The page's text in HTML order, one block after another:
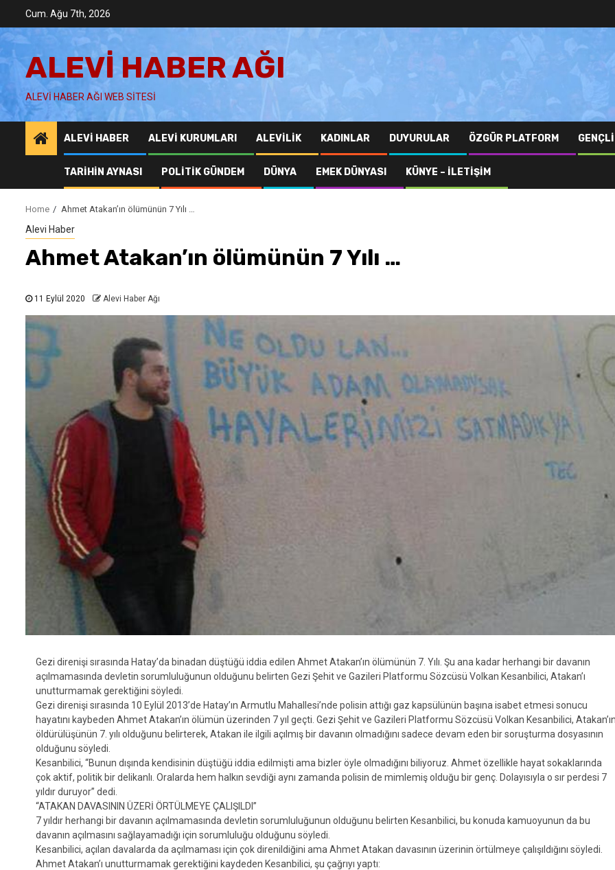
content
Cum. Ağu 7th, 2026
ALEVI HABER AĞI
ALEVI HABER AĞI WEB SITESI
ALEVI HABER ALEVI KURUMLARI ALEVILIK KADINLAR DUYURULAR ÖZGÜR PLATFORM
TARIHIN AYNASI POLITIK GÜNDEM DÜNYA EMEK DÜNYASI KÜNYE – İLETIŞIM
Home Ahmet Atakan’ın ölümünün 7 Yılı …
Alevi Haber
Ahmet Atakan’ın ölümünün 7 Yılı …
11 Eylül 2020 Alevi Haber Ağı
Gezi direnişi sırasında Hatay’da binadan düştüğü iddia edilen Ahmet Atakan’ın ölümünün 7. Yılı. Şu ana kadar herhangi bir davanın
açılmamasında devletin sorumluluğunun olduğunu belirten Gezi Şehit ve Gazileri Platformu Sözcüsü Volkan Kesanbilici, Atakan’ı
unutturmamak gerektiğini söyledi.
Gezi direnişi sırasında 10 Eylül 2013’de Hatay’ın Armutlu Mahallesi’nde polisin attığı gaz kapsülünün başına isabet etmesi sonucu
hayatını kaybeden Ahmet Atakan’ın ölümün üzerinden 7 yıl geçti. Gezi Şehit ve Gazileri Platformu Sözcüsü Volkan Kesanbilici,
öldürülüşünün 7. yılı olduğunu belirterek, Atakan ile ilgili açılmış bir davanın olmadığını sadece devam eden bir soruşturma dosyasının
olduğunu söyledi.
Kesanbilici, “Bunun dışında kendisinin düştüğü iddia edilmişti ama bizler öyle olmadığını biliyoruz. Ahmet özellikle hayat sokaklarında
çok aktif, politik bir delikanlı. Oralarda hem halkın sevdiği aynı zamanda polisin de mimlemiş olduğu bir genç. Dolayısıyla o sır perdesi 7
yıldır duruyor” dedi.
“ATAKAN DAVASININ ÜZERİ ÖRTÜLMEYE ÇALIŞILDI”
7 yıldır herhangi bir davanın açılmamasında devletin sorumluluğunun olduğunu belirten Kesanbilici, bu konuda kamuoyunun da bu
davanın açılmasını sağlayamadığı için sorumluluğu olduğunu söyledi.
Kesanbilici, açılan davalarda da açılmaması için çok direnildiğini ama Ahmet Atakan davasının üzerinin örtülmeye çalışıldığını söyledi.
Ahmet Atakan’ı unutturmamak gerektiğini kaydeden Kesanbilici, şu çağrıyı yaptı: